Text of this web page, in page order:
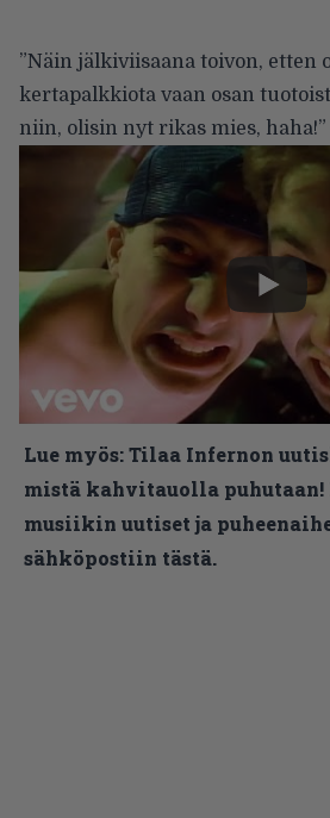
”Näin jälkiviisaana toivon, etten
kertapalkkiota vaan osan
niin, olisin nyt rikas mies, haha!”
Lue myös:Tilaa Infernon
mistä kahvitauolla puhutaan!
musiikin uutiset ja
sähköpostiin tästä.